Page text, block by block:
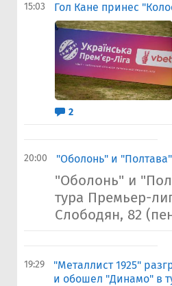
15:03 Гол Кане принес
2
20:00 "Оболонь" и
"Оболонь" и
тура Премьер-
Слободян, 82
19:29
"Металлист 1925"
и обошел "Динамо" в